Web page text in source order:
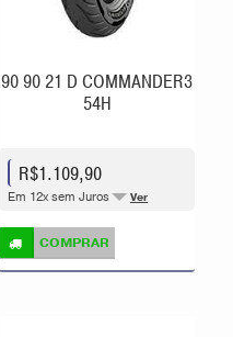
90 90 21 D COMMANDER3
54H
R$1.109,90
Em 12x sem Juros Ver
COMPRAR